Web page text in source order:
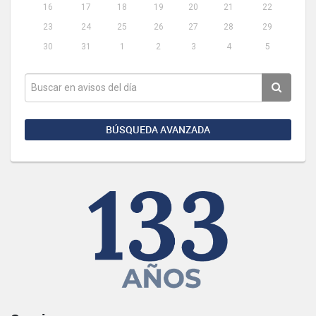
16 17 18 19 20 21
22
23
24 25 26 27 28
29
30
31 1 2 3 4 5
BÚSQUEDA AVANZADA